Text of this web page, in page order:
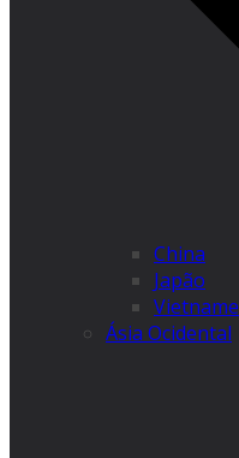
China
Japão
Vietname
Ásia Ocidental